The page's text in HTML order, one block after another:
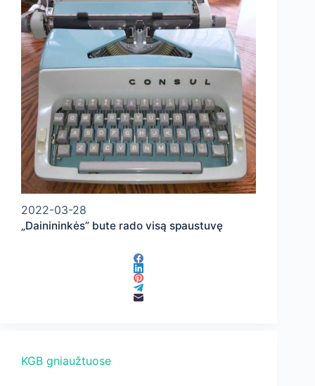
2022-03-28
„Dainininkės” bute rado visą spaustuvę
KGB gniaužtuose